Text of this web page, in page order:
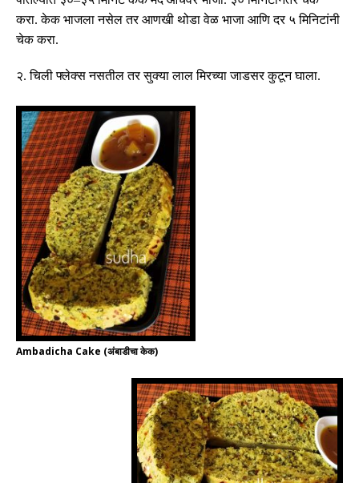
करा.केक भाजला नसेल तर आणखी थोडा वेळ भाजा आणि दर ५मिनिटांनी
चेक करा.
२.चिली फ्लेक्स नसतील तर सुक्या लाल मिरच्या जाडसर कुटून घाला.
Ambadicha Cake (अंबाडीचा केक)